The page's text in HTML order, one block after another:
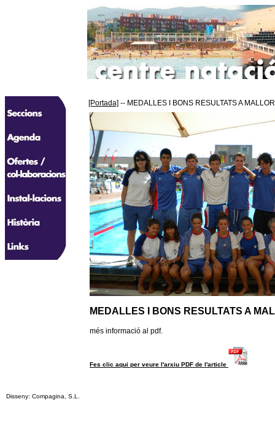
[Portada] -- MEDALLES I BONS RESULTATS A
MEDALLES I BONS RESULTATS A
més informació al pdf.
Fes clic aqui per veure l'arxiu PDF de l'article
Disseny: Compagina, S.L.